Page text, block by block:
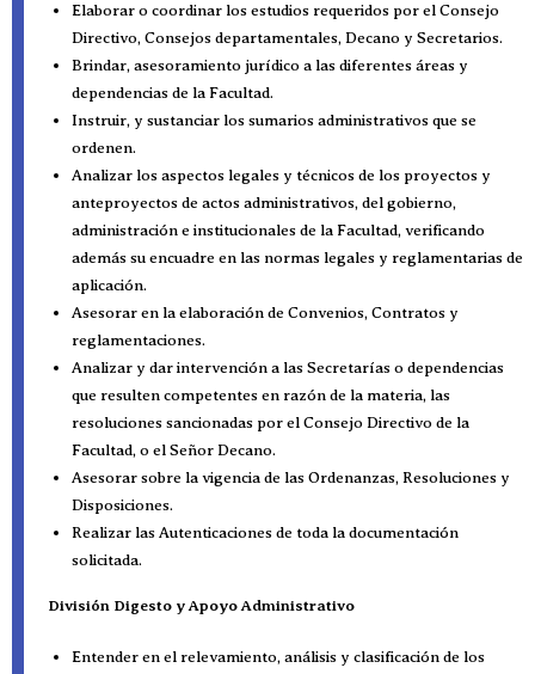
Elaborar o coordinar los estudios requeridos por el Consejo
Directivo, Consejos departamentales, Decano y Secretarios.
Brindar, asesoramiento jurídico a las diferentes áreas y
dependencias de la Facultad.
Instruir, y sustanciar los sumarios administrativos que se
ordenen.
Analizar los aspectos legales y técnicos de los proyectos y
anteproyectos de actos administrativos, del gobierno,
administración e institucionales de la Facultad, verificando
además su encuadre en las normas legales y reglamentarias de
aplicación.
Asesorar en la elaboración de Convenios, Contratos y
reglamentaciones.
Analizar y dar intervención a las Secretarías o dependencias
que resulten competentes en razón de la materia, las
resoluciones sancionadas por el Consejo Directivo de la
Facultad, o el Señor Decano.
Asesorar sobre la vigencia de las Ordenanzas, Resoluciones y
Disposiciones.
Realizar las Autenticaciones de toda la documentación
solicitada.
División Digesto y Apoyo Administrativo
Entender en el relevamiento, análisis y clasificación de los